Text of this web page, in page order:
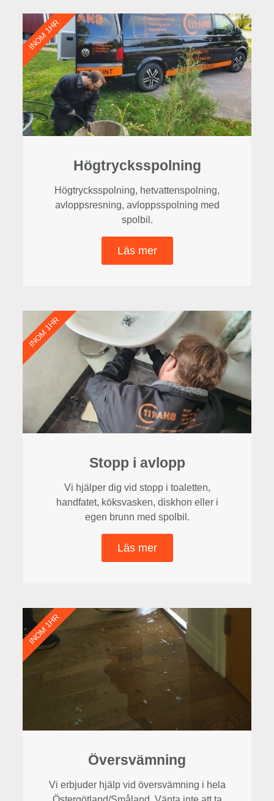
Högtrycksspolning
Högtrycksspolning, hetvattenspolning,
avloppsresning, avloppsspolning med
spolbil.
Läs mer
INOM 1HR
Stopp i avlopp
Vi hjälper dig vid stopp i toaletten,
handfatet, köksvasken, diskhon eller i
egen brunn med spolbil.
Läs mer
INOM 1HR
Översvämning
Vi erbjuder hjälp vid översvämning i hela
INOM 1HR